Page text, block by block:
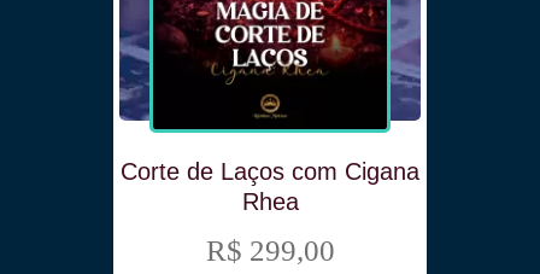
Corte de Laços com Cigana
Rhea
R$ 299,00